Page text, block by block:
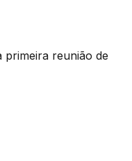
primeira reunião de